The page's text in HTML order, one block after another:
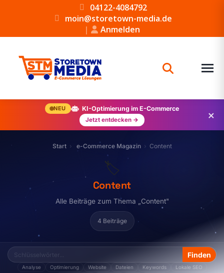
04122-4084792
moin@storetown-media.de
|
Anmelden
NEU KI-Optimierung im E-Commerce
Jetzt entdecken → ×
Start e-Commerce Magazin Content
🏷️
Content
Alle Beiträge zum Thema „Content"
4 Beiträge
Analyse Optimierung Website Dateien Keywords
Lokale SEO